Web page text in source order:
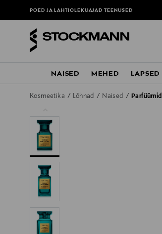
POED JA LAHTIOLEKUAJADTEENUSED
NAISED MEHED LAPSED
Kosmeetika Lõhnad Naised Parfüümid